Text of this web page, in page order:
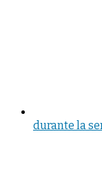
durante la